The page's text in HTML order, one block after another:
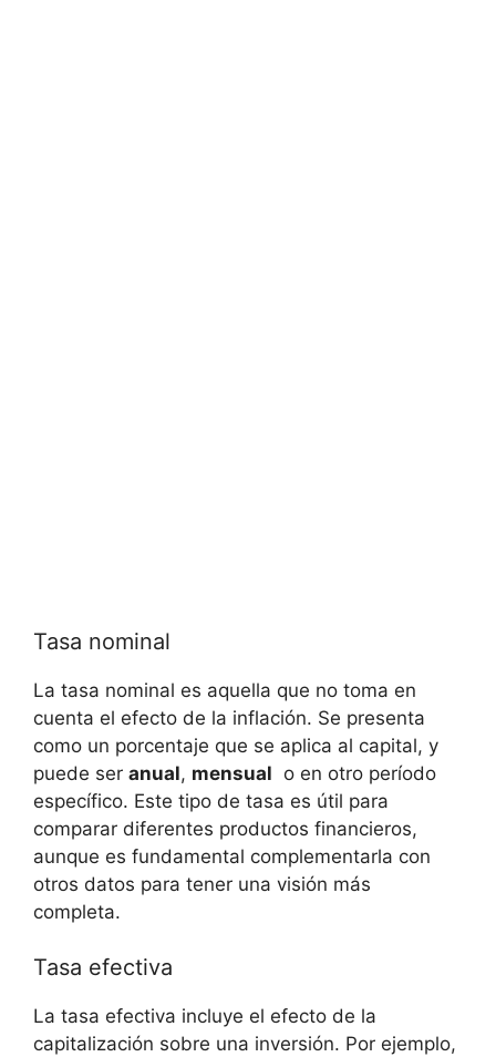
Tasa nominal
La ⁤tasa nominal es aquella que no toma en
cuenta el efecto de la inflación. Se presenta
como un porcentaje ⁢que se ⁣aplica al capital, y
puede ser anual, mensual ‌ o ‍en otro‍ período
específico. Este tipo de tasa es‍ útil‌ para⁤
comparar ⁢diferentes productos financieros,
aunque⁤ es fundamental complementarla con‍
otros datos‌ para tener una visión más
completa.
Tasa efectiva
La tasa efectiva incluye ‌el ‌efecto de‍ la
capitalización sobre una inversión. Por ejemplo,